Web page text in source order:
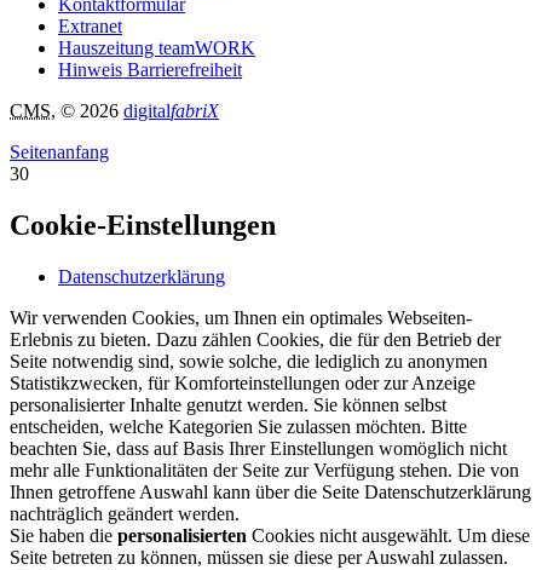
Kontaktformular
Extranet
Hauszeitung teamWORK
Hinweis Barrierefreiheit
CMS, © 2026 digitalfabriX
Seitenanfang
30
Cookie-Einstellungen
Datenschutzerklärung
Wir verwenden Cookies, um Ihnen ein optimales Webseiten-
Erlebnis zu bieten. Dazu zählen Cookies, die für den Betrieb der
Seite notwendig sind, sowie solche, die lediglich zu anonymen
Statistikzwecken, für Komforteinstellungen oder zur Anzeige
personalisierter Inhalte genutzt werden. Sie können selbst
entscheiden, welche Kategorien Sie zulassen möchten. Bitte
beachten Sie, dass auf Basis Ihrer Einstellungen womöglich nicht
mehr alle Funktionalitäten der Seite zur Verfügung stehen. Die von
Ihnen getroffene Auswahl kann über die Seite Datenschutzerklärung
nachträglich geändert werden.
Sie haben die personalisierten Cookies nicht ausgewählt. Um diese
Seite betreten zu können, müssen sie diese per Auswahl zulassen.